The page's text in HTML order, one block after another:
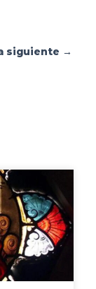
p
i
r
siguiente →